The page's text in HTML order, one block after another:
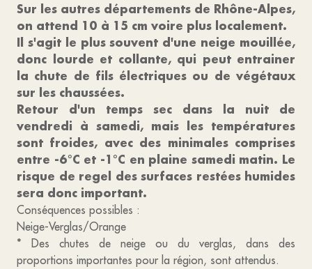
Sur les autres départements de Rhône-Alpes,
on attend 10 à 15 cm voire plus localement.
Il s'agit le plus souvent d'une neige mouillée,
donc lourde et collante, qui peut entrainer
la chute de fils électriques ou de végétaux
sur les chaussées.
Retour d'un temps sec dans la nuit de
vendredi à samedi, mais les températures
sont froides, avec des minimales comprises
entre -6°C et -1°C en plaine samedi matin. Le
risque de regel des surfaces restées humides
sera donc important.
Conséquences possibles :
Neige-Verglas/Orange
* Des chutes de neige ou du verglas, dans des
proportions importantes pour la région, sont attendus.